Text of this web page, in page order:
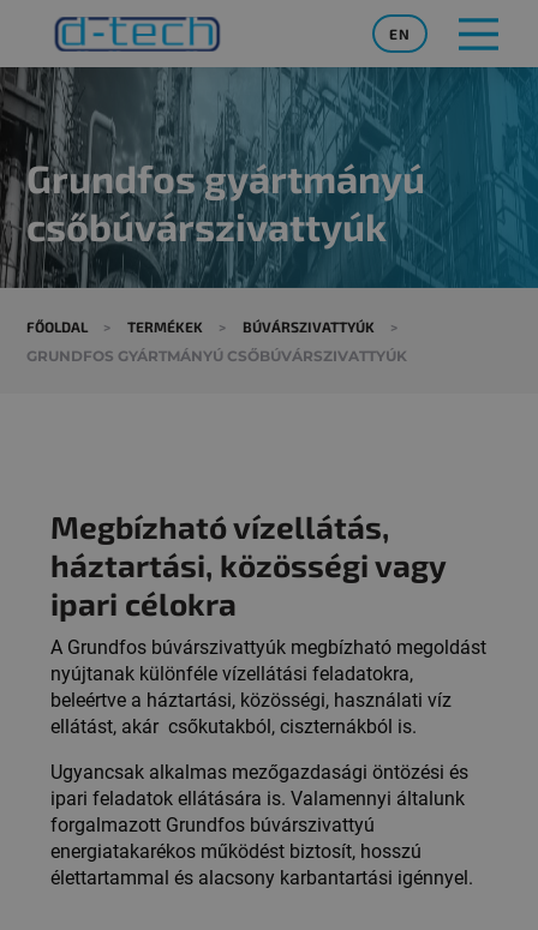
EN
Grundfos gyártmányú
csőbúvárszivattyúk
FŐOLDAL > TERMÉKEK > BÚVÁRSZIVATTYÚK >
GRUNDFOS GYÁRTMÁNYÚ CSŐBÚVÁRSZIVATTYÚK
Megbízható vízellátás,
háztartási, közösségi vagy
ipari célokra
A Grundfos búvárszivattyúk megbízható megoldást
nyújtanak különféle vízellátási feladatokra,
beleértve a háztartási, közösségi, használati víz
ellátást, akár csőkutakból, ciszternákból is.
Ugyancsak alkalmas mezőgazdasági öntözési és
ipari feladatok ellátására is. Valamennyi általunk
forgalmazott Grundfos búvárszivattyú
energiatakarékos működést biztosít, hosszú
élettartammal és alacsony karbantartási igénnyel.